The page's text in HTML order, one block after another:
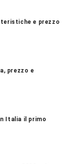
e prezzo
prezzo e
Italia il primo